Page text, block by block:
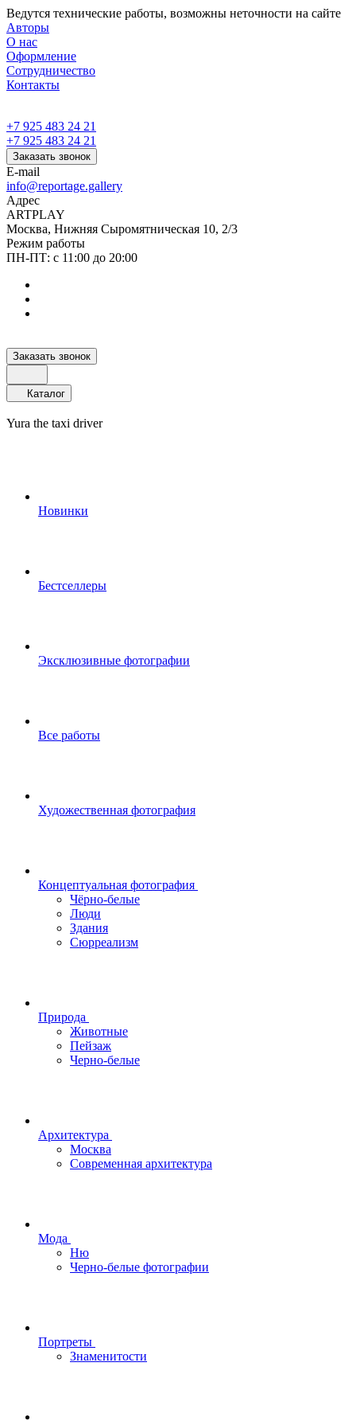
Ведутся технические работы, возможны неточности на сайте
Авторы
О нас
Оформление
Сотрудничество
Контакты
+7 925 483 24 21
+7 925 483 24 21
Заказать звонок
E-mail
info@reportage.gallery
Адрес
ARTPLAY
Москва, Нижняя Сыромятническая 10, 2/3
Режим работы
ПН-ПТ: с 11:00 до 20:00
Заказать звонок
Каталог
Yura the taxi driver
Новинки
Бестселлеры
Эксклюзивные фотографии
Все работы
Художественная фотография
Концептуальная фотография
Чёрно-белые
Люди
Здания
Сюрреализм
Природа
Животные
Пейзаж
Черно-белые
Архитектура
Москва
Современная архитектура
Мода
Ню
Черно-белые фотографии
Портреты
Знаменитости